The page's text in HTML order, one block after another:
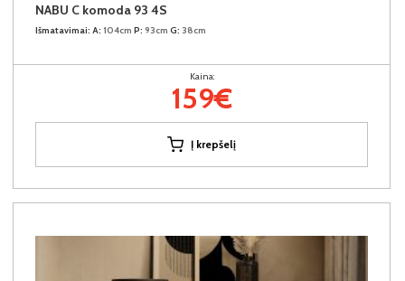
NABU C komoda 93 4S
Išmatavimai: A: 104cm P: 93cm G: 38cm
Kaina:
159€
Į krepšelį